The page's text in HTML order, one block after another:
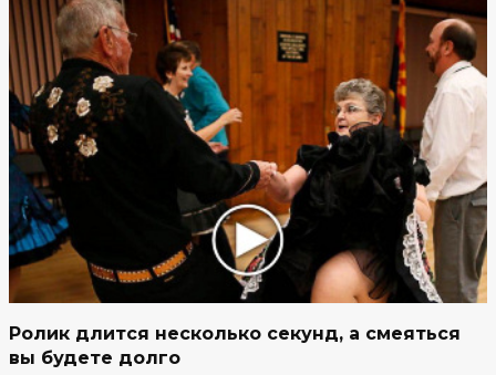
Ролик длится несколько секунд, а смеяться
вы будете долго